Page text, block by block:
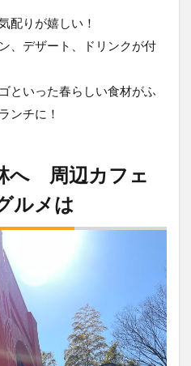
配りが嬉しい！
、デザート、ドリンクが付
といった春らしい食材がふ
ンチに！
へ 周辺カフェ
ルメは